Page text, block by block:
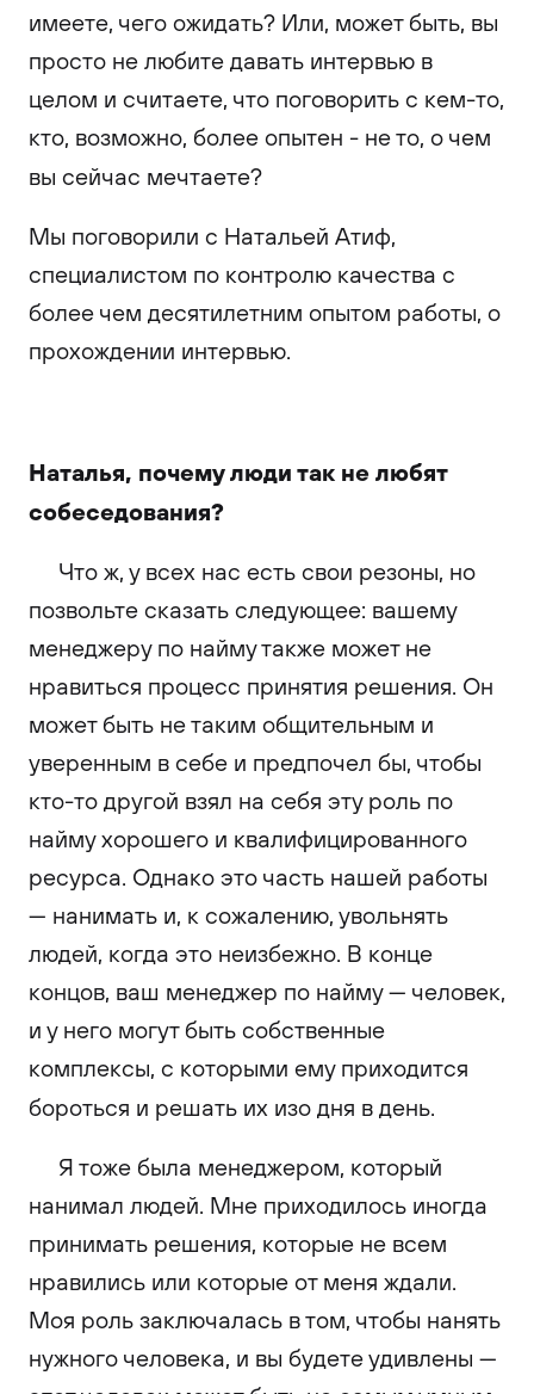
имеете, чего ожидать? Или, может быть, вы
просто не любите давать интервью в
целом и считаете, что поговорить с кем-то,
кто, возможно, более опытен - не то, о чем
вы сейчас мечтаете?
Мы поговорили с Натальей Атиф,
специалистом по контролю качества с
более чем десятилетним опытом работы, о
прохождении интервью.
Наталья, почему люди так не любят
собеседования?
Что ж, у всех нас есть свои резоны, но
позвольте сказать следующее: вашему
менеджеру по найму также может не
нравиться процесс принятия решения. Он
может быть не таким общительным и
уверенным в себе и предпочел бы, чтобы
кто-то другой взял на себя эту роль по
найму хорошего и квалифицированного
ресурса. Однако это часть нашей работы
— нанимать и, к сожалению, увольнять
людей, когда это неизбежно. В конце
концов, ваш менеджер по найму — человек,
и у него могут быть собственные
комплексы, с которыми ему приходится
бороться и решать их изо дня в день.
Я тоже была менеджером, который
нанимал людей. Мне приходилось иногда
принимать решения, которые не всем
нравились или которые от меня ждали.
Моя роль заключалась в том, чтобы нанять
нужного человека, и вы будете удивлены —